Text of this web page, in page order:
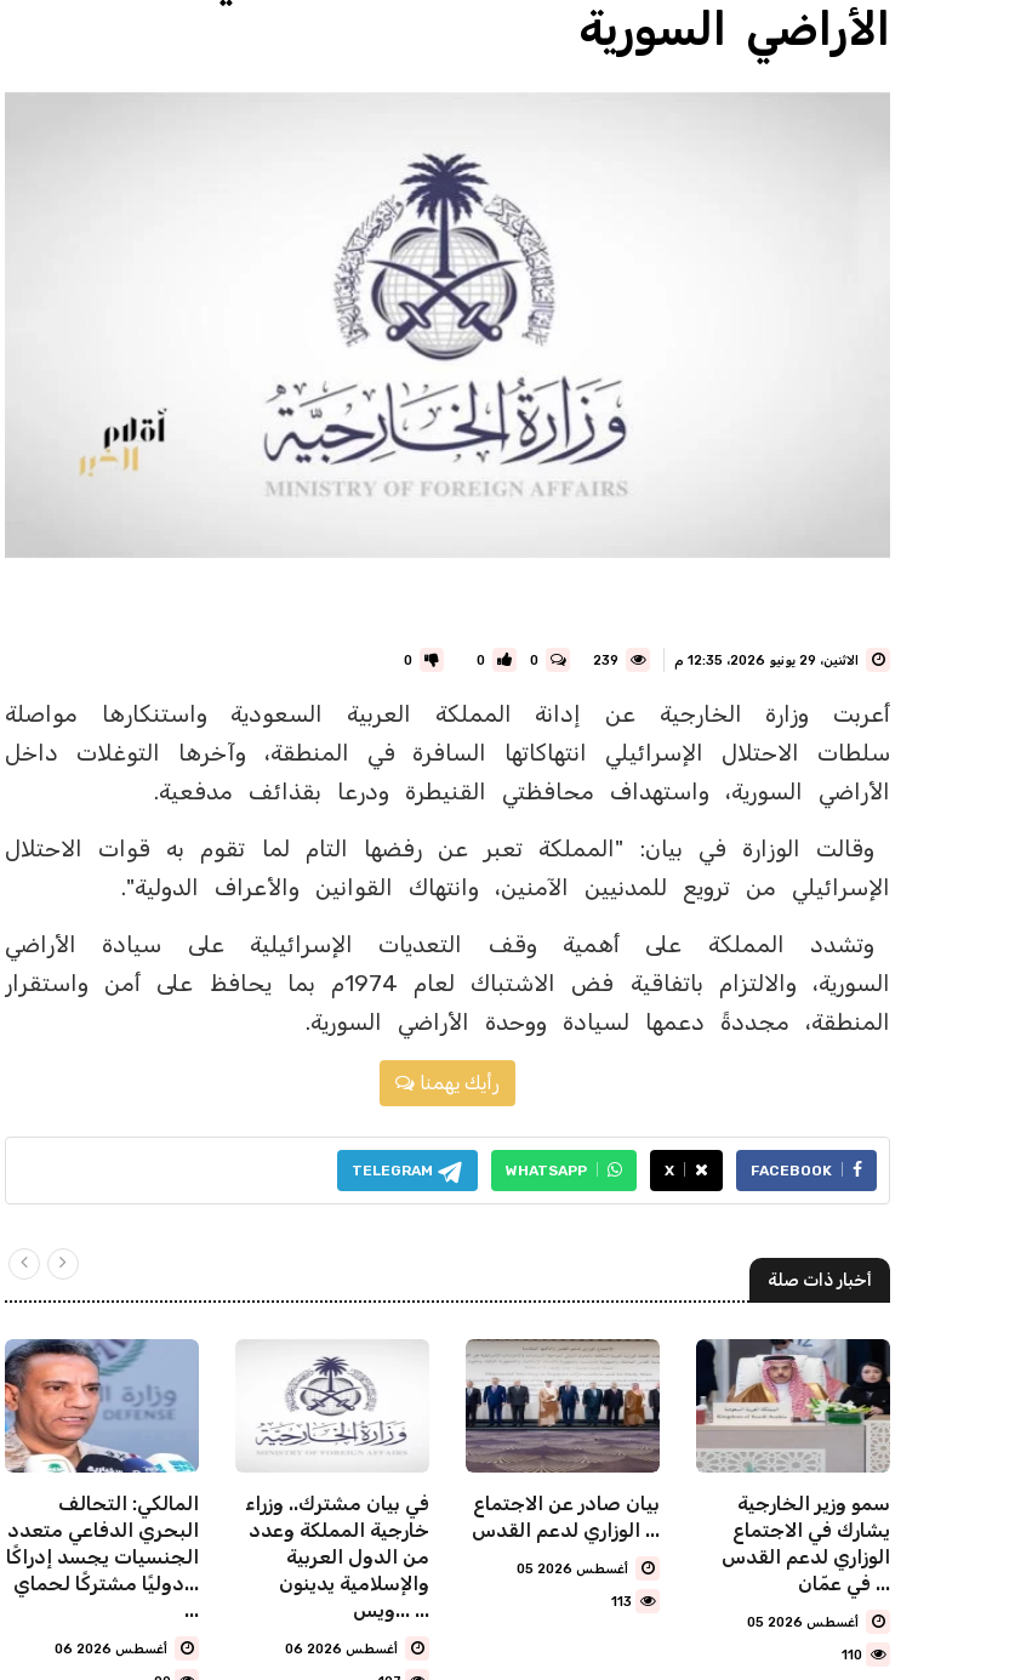
الأراضي السورية
الاثنين، 29 يونيو 2026، 12:35 م 0
0
0
أعربت وزارة الخارجية عن إدانة المملكة العربية السعودية واستنكارها مواصلة
سلطات الاحتلال الإسرائيلي انتهاكاتها السافرة في المنطقة، وآخرها التوغلات داخل
الأراضي السورية، واستهداف محافظتي القنيطرة ودرعا بقذائف مدفعية.
وقالت الوزارة في بيان: "المملكة تعبر عن رفضها التام لما تقوم به قوات الاحتلال
الإسرائيلي من ترويع للمدنيين الآمنين، وانتهاك القوانين والأعراف الدولية".
وتشدد المملكة على أهمية وقف التعديات الإسرائيلية على سيادة الأراضي
السورية، والالتزام باتفاقية فض الاشتباك لعام 1974م بما يحافظ على أمن واستقرار
المنطقة، مجددةً دعمها لسيادة ووحدة الأراضي السورية.
رأيك يهمنا
FACEBOOK
X
WHATSAPP
TELEGRAM
أخبار ذات صلة
المالكي: التحالف
البحري الدفاعي متعدد
الجنسيات يجسد إدراكًا
دوليًا مشتركًا لحماي...
...
في بيان مشترك.. وزراء
خارجية المملكة وعدد
من الدول العربية
والإسلامية يدينون
ويس... ...
بيان صادر عن الاجتماع
الوزاري لدعم القدس ...
113
سمو وزير الخارجية
يشارك ‏في الاجتماع
الوزاري لدعم القدس
في عمّان ...
110